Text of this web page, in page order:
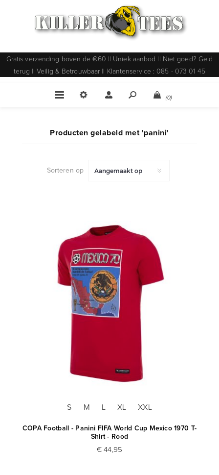
Gratis verzending boven de €60 || Uniek aanbod || Niet goed? Geld
terug || Veilig & Betrouwbaar || Klantenservice : 085 - 073 01 45
(0)
Producten gelabeld met 'panini'
Sorteren op
S M L XL XXL
COPA Football - Panini FIFA World Cup Mexico 1970 T-
Shirt - Rood
€ 44,95